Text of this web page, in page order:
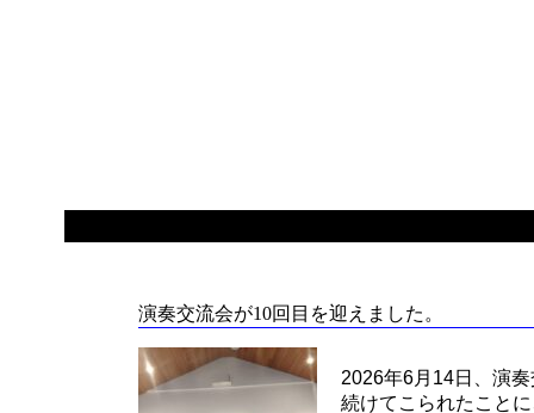
演奏交流会が10回目を迎えました。
2026年6月14日、演
続けてこられたこと